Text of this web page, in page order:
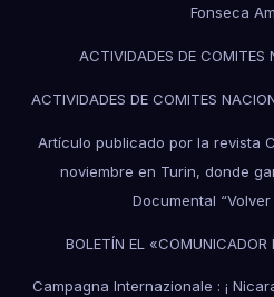
Fonseca
ACTIVIDADES DE COMITES
ACTIVIDADES DE COMITES
Artículo publicado por la revista
noviembre en Turin, donde
Documental
BOLETÍN EL «COMUNICADOR
Campagna Internazionale : ¡